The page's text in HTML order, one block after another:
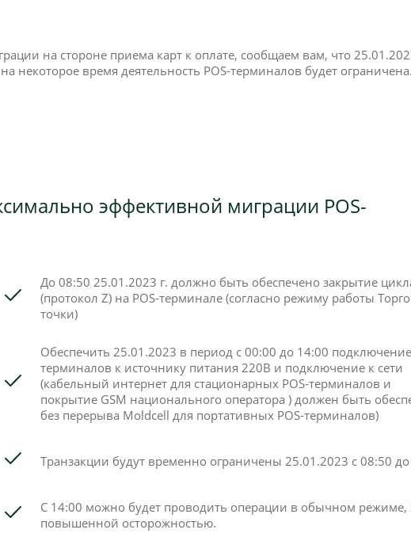
на стороне приема карт к оплате, сообщаем вам, что
некоторое время деятельность POS-терминалов будет ограничена.
эффективной миграции POS-
До 08:50 25.01.2023 г. должно быть обеспечено закрытие
(протокол Z) на POS-терминале (согласно режиму работы
точки)
Обеспечить 25.01.2023 в период с 00:00 до 14:00
терминалов к источнику питания 220В и подключение к сети
(кабельный интернет для стационарных POS-терминалов и
покрытие GSM национального оператора ) должен быть
без перерыва Moldcell для портативных POS-терминалов)
Транзакции будут временно ограничены 25.01.2023 с 08:50
С 14:00 можно будет проводить операции в обычном режиме,
повышенной осторожностью.